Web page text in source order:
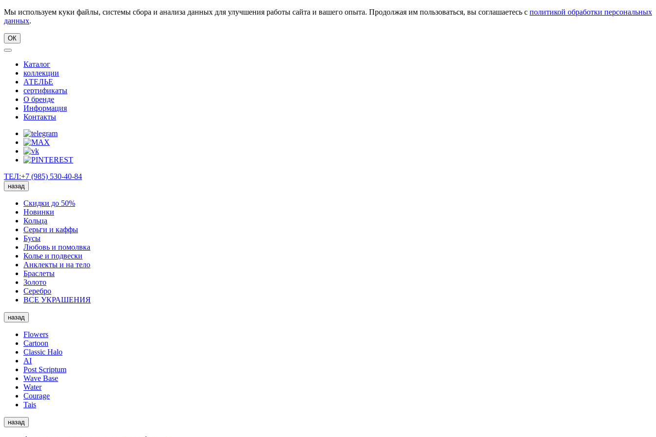
Мы используем куки файлы, системы сбора и анализа данных для улучшения работы сайта и вашего опыта. Продолжая им пользоваться, вы соглашаетесь с политикой обработки персональных
данных.
ОК
Каталог
коллекции
АТЕЛЬЕ
сертификаты
О бренде
Информация
Контакты
ТЕЛ:+7 (985) 530-40-84
назад
Скидки до 50%
Новинки
Кольца
Серьги и каффы
Бусы
Любовь и помолвка
Колье и подвески
Анклекты и на тело
Браслеты
Золото
Серебро
ВСЕ УКРАШЕНИЯ
назад
Flowers
Cartoon
Classic Halo
AI
Post Scriptum
Wave Base
Water
Courage
Tais
назад